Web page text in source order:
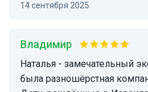
14 сентября 2025
Владимир
Наталья - замечательный экскурсовод! У нас
была разношёрстная